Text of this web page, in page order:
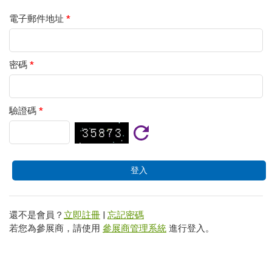
電子郵件地址 *
密碼 *
驗證碼 *
還不是會員？ 立即註冊 | 忘記密碼
若您為參展商，請使用 參展商管理系統 進行登入。